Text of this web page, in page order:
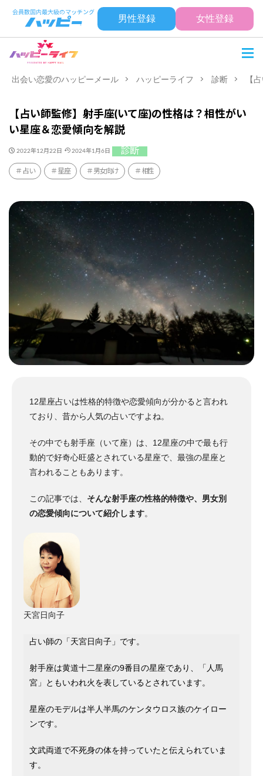
男性登録 女性登録
出会い恋愛のハッピーメール ハッピーライフ 診断 【
【占い師監修】射手座(いて座)の性格は？相性がい
い星座＆恋愛傾向を解説
2022年12月22日 2024年1月6日 診断
占い 星座 男女向け 相性
12星座占いは性格的特徴や恋愛傾向が分かると言われ
ており、昔から人気の占いですよね。
その中でも射手座（いて座）は、12星座の中で最も行
動的で好奇心旺盛とされている星座で、最強の星座と
言われることもあります。
この記事では、 そんな射手座の性格的特徴や、男女別
の恋愛傾向について紹介します。
天宮日向子
占い師の「天宮日向子」です。
射手座は黄道十二星座の9番目の星座であり、「人馬
宮」ともいわれ火を表しているとされています。
星座のモデルは半人半馬のケンタウロス族のケイロー
ンです。
文武両道で不死身の体を持っていたと伝えられていま
す。